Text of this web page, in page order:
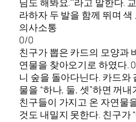
라하자 두 발을 함께 뛰며
의사소통
0/0
친구가 뽑은 카드의 모양과
연물을 찾아오기로 하였다.
니 숲을 돌아다닌다. 카드와
물을 “하나, 둘, 셋”하면 꺼
친구들이 가지고 온 자연물
것도 내밀지 못한다. 친구가